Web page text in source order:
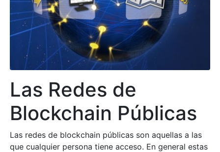
Las Redes de
Blockchain Públicas
Las redes de blockchain públicas son aquellas a las
que cualquier persona tiene acceso. En general estas